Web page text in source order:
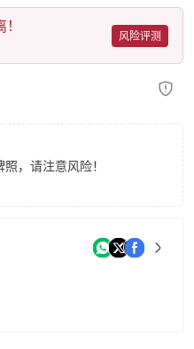
风险评测
，请注意风险！